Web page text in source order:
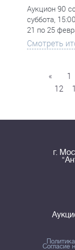
Аукцион 90
суббота,
21 по 25
Смотреть
« 1
12
г.
Согласие